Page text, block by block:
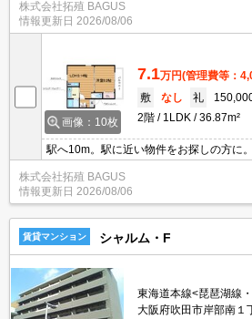
株式会社拓殖 BAGUS
情報更新日 2026/08/06
画像：10枚
7.1万円(管理費等：
敷
なし 礼
2階
1LDK 36.87m²
駅へ10m。駅に近い物件をお探しの方に
シュレット。
株式会社拓殖 BAGUS
情報更新日 2026/08/06
賃貸マンション シャルム・F
東海道本線<琵琶湖線
大阪府吹田市岸部南１